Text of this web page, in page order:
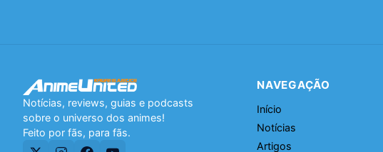
Notícias, reviews, guias e podcasts
sobre o universo dos animes!
Feito por fãs, para fãs.
NAVEGAÇÃO
Início
Notícias
Artigos